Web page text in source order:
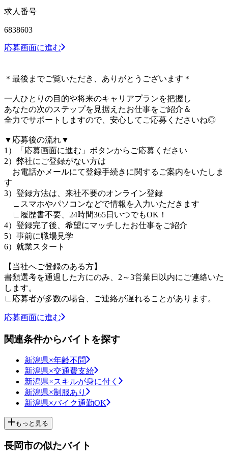
求人番号
6838603
応募画面に進む
＊最後までご覧いただき、ありがとうございます＊
一人ひとりの目的や将来のキャリアプランを把握し
あなたの次のステップを見据えたお仕事をご紹介＆
全力でサポートしますので、安心してご応募くださいね◎
▼応募後の流れ▼
1）「応募画面に進む」ボタンからご応募ください
2）弊社にご登録がない方は
お電話かメールにて登録手続きに関するご案内をいたしま
す
3）登録方法は、来社不要のオンライン登録
∟スマホやパソコンなどで情報を入力いただきます
∟履歴書不要、24時間365日いつでもOK！
4）登録完了後、希望にマッチしたお仕事をご紹介
5）事前に職場見学
6）就業スタート
【当社へご登録のある方】
書類選考を通過した方にのみ、2～3営業日以内にご連絡いた
します。
∟応募者が多数の場合、ご連絡が遅れることがあります。
応募画面に進む
関連条件からバイトを探す
新潟県×年齢不問
新潟県×交通費支給
新潟県×スキルが身に付く
新潟県×制服あり
新潟県×バイク通勤OK
もっと見る
長岡市の似たバイト